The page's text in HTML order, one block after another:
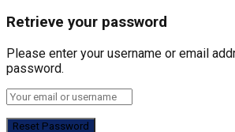
Retrieve your password
Please enter your username or email
password.